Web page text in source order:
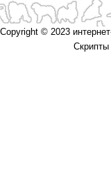
Copyright © 2023
Скрипты